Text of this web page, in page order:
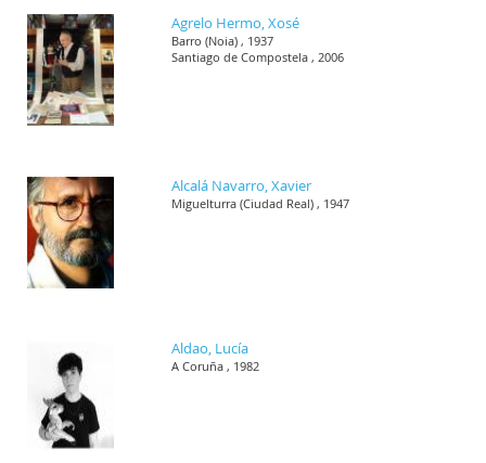
Agrelo Hermo, Xosé
Barro (Noia) , 1937
Santiago de Compostela , 2006
Alcalá Navarro, Xavier
Miguelturra (Ciudad Real) , 1947
Aldao, Lucía
A Coruña , 1982